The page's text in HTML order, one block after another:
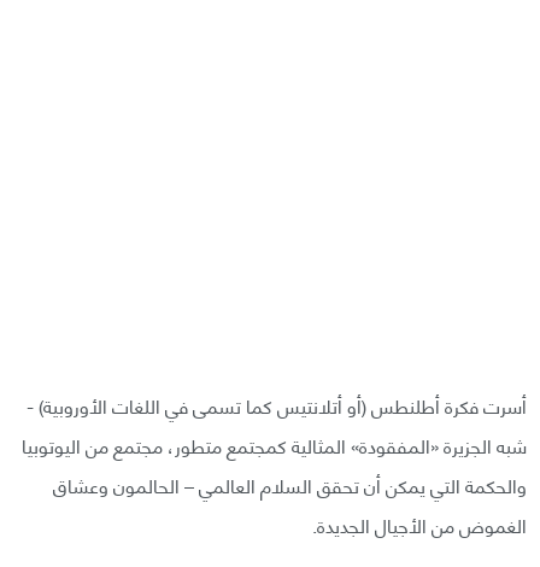
أسرت فكرة أطلنطس (أو أتلانتيس كما تسمى في اللغات الأوروبية) -
شبه الجزيرة «المفقودة» المثالية كمجتمع متطور، مجتمع من اليوتوبيا
والحكمة التي يمكن أن تحقق السلام العالمي – الحالمون وعشاق
الغموض من الأجيال الجديدة.